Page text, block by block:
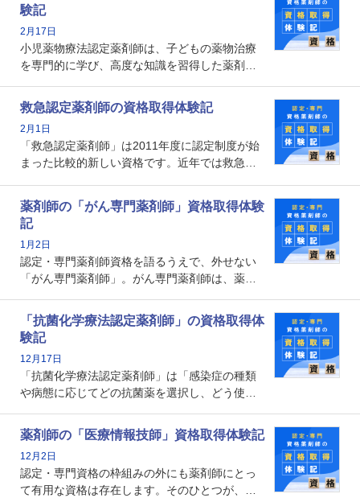
数回ありますが、患者さんに対して一定の能力
の証明になる資格と言えます。
験記
2月17日
小児薬物療法認定薬剤師は、子どもの薬物治療
を専門的に学び、高度な知識を習得した薬剤師
や、特有の疾患、心理状況を理解し、専門性を
深めることで、子どもとその保護者に寄り添え
る存在です。今回はそんな小児薬物療法認定薬
剤師の取得体験記をご紹介します。
救急認定薬剤師の資格取得体験記
2月1日
「救急認定薬剤師」は2011年度に認定制度が始
まった比較的新しい資格です。近年では救急病
とから、救急認定薬剤師を目指す病院薬剤師も
増えているのではないでしょうか。今回はそん
な救急認定薬剤師の取得体験記をご紹介しま
す。
薬剤師の「がん専門薬剤師」資格取得体験
記
1月2日
認定・専門薬剤師資格を語るうえで、外せない
「がん専門薬剤師」。がん専門薬剤師は、薬剤
関する資格として、2009年に発足しました。薬
剤師の専門性を活かして高度化するがん医療に
貢献する姿は、今も病院薬剤師にとって一目置
かれる存在です。
「抗菌化学療法認定薬剤師」の資格取得体
験記
12月17日
「抗菌化学療法認定薬剤師」は「感染症の種類
や病態に応じてどの抗菌薬を選択し、どう使っ
る薬剤師です。現在、感染防止対策加算の施設
基準に専任の薬剤師配置が挙げられており、今
後は感染症領域で薬剤師に、より多くの役割が
求められる可能性もあります。
薬剤師の「医療情報技師」資格取得体験記
12月2日
認定・専門資格の枠組みの外にも薬剤師にとっ
て有用な資格は存在します。そのひとつが、